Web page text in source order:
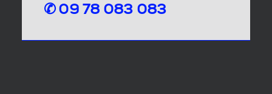
✆ 09 78 083 083